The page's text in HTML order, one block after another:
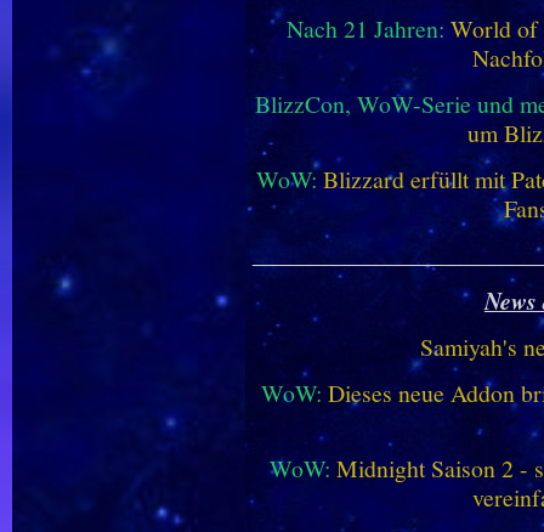
Nach 21 Jahren: World of
BlizzCon, WoW-Serie und
um
WoW:Blizzard erfüllt mit
Samiyah's
WoW: Dieses neue Addon
WoW: Midnight Saison 2 -